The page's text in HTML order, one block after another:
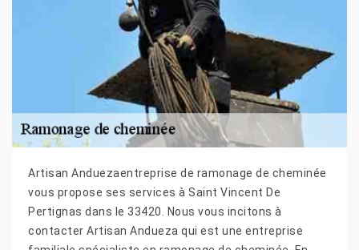
Artisan Anduezaentreprise de ramonage de cheminée
vous propose ses services à Saint Vincent De
Pertignas dans le 33420. Nous vous incitons à
contacter Artisan Andueza qui est une entreprise